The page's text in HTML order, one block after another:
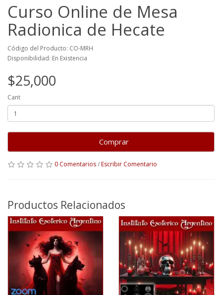
Curso Online de Mesa
Radionica de Hecate
Código del Producto: CO-MRH
Disponibilidad: En Existencia
$25,000
Cant
Comprar
0 Comentarios/Escribir Comentario
Productos Relacionados